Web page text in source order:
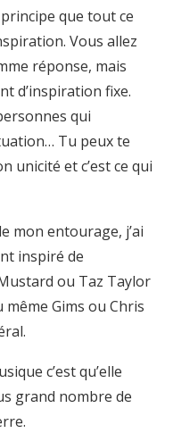
que tout ce
Vous allez
réponse, mais
d’inspiration fixe.
qui
Tu peux te
unicité et c’est ce qui
mon entourage, j’ai
inspiré de
ou Taz Taylor
Gims ou Chris
c’est qu’elle
grand nombre de